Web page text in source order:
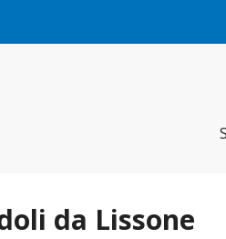
da Lissone